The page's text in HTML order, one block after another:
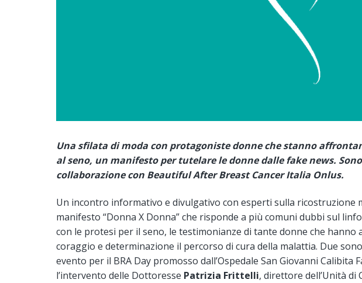
Una sfilata di moda con protagoniste donne che stanno
al seno, un manifesto per tutelare le donne dalle fake news.
collaborazione con Beautiful After Breast Cancer Italia Onlus.
Un incontro informativo e divulgativo con esperti sulla ricostruzione
manifesto “Donna X Donna” che risponde a più comuni dubbi sul
con le protesi per il seno, le testimonianze di tante donne che
coraggio e determinazione il percorso di cura della malattia. Due
evento per il BRA Day promosso dall’Ospedale San Giovanni
l’intervento delle Dottoresse Patrizia Frittelli, direttore dell’Unità di